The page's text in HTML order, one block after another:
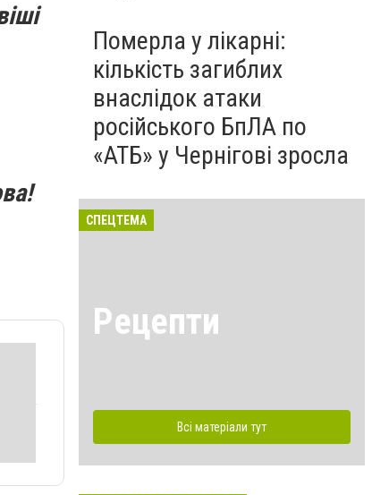
Померла у лікарні:
кількість загиблих
внаслідок атаки
російського БпЛА по
«АТБ» у Чернігові зросла
СПЕЦТЕМА
Рецепти
Всі матеріали тут